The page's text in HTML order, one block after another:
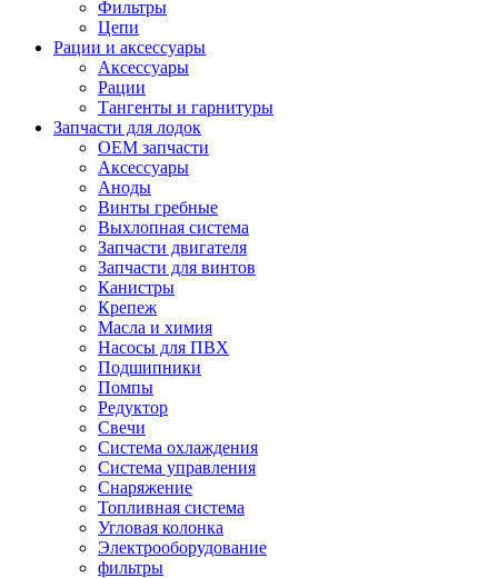
Фильтры
Цепи
Рации и аксессуары
Аксессуары
Рации
Тангенты и гарнитуры
Запчасти для лодок
OEM запчасти
Аксессуары
Аноды
Винты гребные
Выхлопная система
Запчасти двигателя
Запчасти для винтов
Канистры
Крепеж
Масла и химия
Насосы для ПВХ
Подшипники
Помпы
Редуктор
Свечи
Система охлаждения
Система управления
Снаряжение
Топливная система
Угловая колонка
Электрооборудование
фильтры